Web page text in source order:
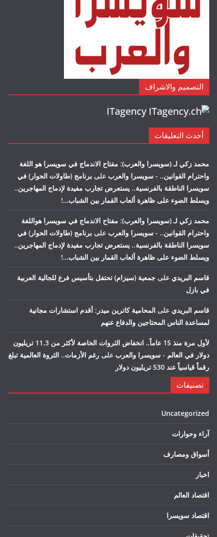
التصميم والاشراف
ITagency
أحدث التعليقات
محمد زكي لـ (سويسرا والعرب): مفتاح الاندماج في سويسرا هو اللغة
واحترام القوانين.. - سويسرا والعرب على برنامج (طاولات الحوار) في
سويسرا الناطقة بالفرنسية.. يستعرض تجارب مفيدة لإدماج المهاجرين..
ويسلط الضوء على ظاهرة ألعاب القمار بين الشباب…!
محمد زكي لـ (سويسرا والعرب): مفتاح الاندماج في سويسرا هواللغة
واحترام القوانين.. - سويسرا والعرب على برنامج (طاولات الحوار) في
سويسرا الناطقة بالفرنسية.. يستعرض تجارب مفيدة لإدماج المهاجرين..
ويسلط الضوء على ظاهرة ألعاب القمار بين الشباب…!
قاسم البريدي على جمعية (سيزام) تحتفل بتأسيس فرع للجالية العربية
في بازل
قاسم البريدي على المحامية كاترين ميدر: أقدم استشارات مجانية
لمساعدة الناس المحتاجين والدفاع عنهم
لأول مرة منذ 15 عاماً.. انخفاض الثروات الخاصة لأكثر من 11.3 تريليون
دولار في العالم - سويسرا والعرب على رغم الأزمات.. الثروة العالمية تبلغ
رقماً قياسياً عند 530 تريليون دولار
تصنيفات
Uncategorized
آراء وحوارات
أسواق ومصارف
اخبار
اقتصاد العالم
اقتصاد سويسرا